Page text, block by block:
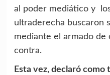
al poder mediático y
ultraderecha buscaron
mediante el armado de
contra.
Esta vez, declaró como